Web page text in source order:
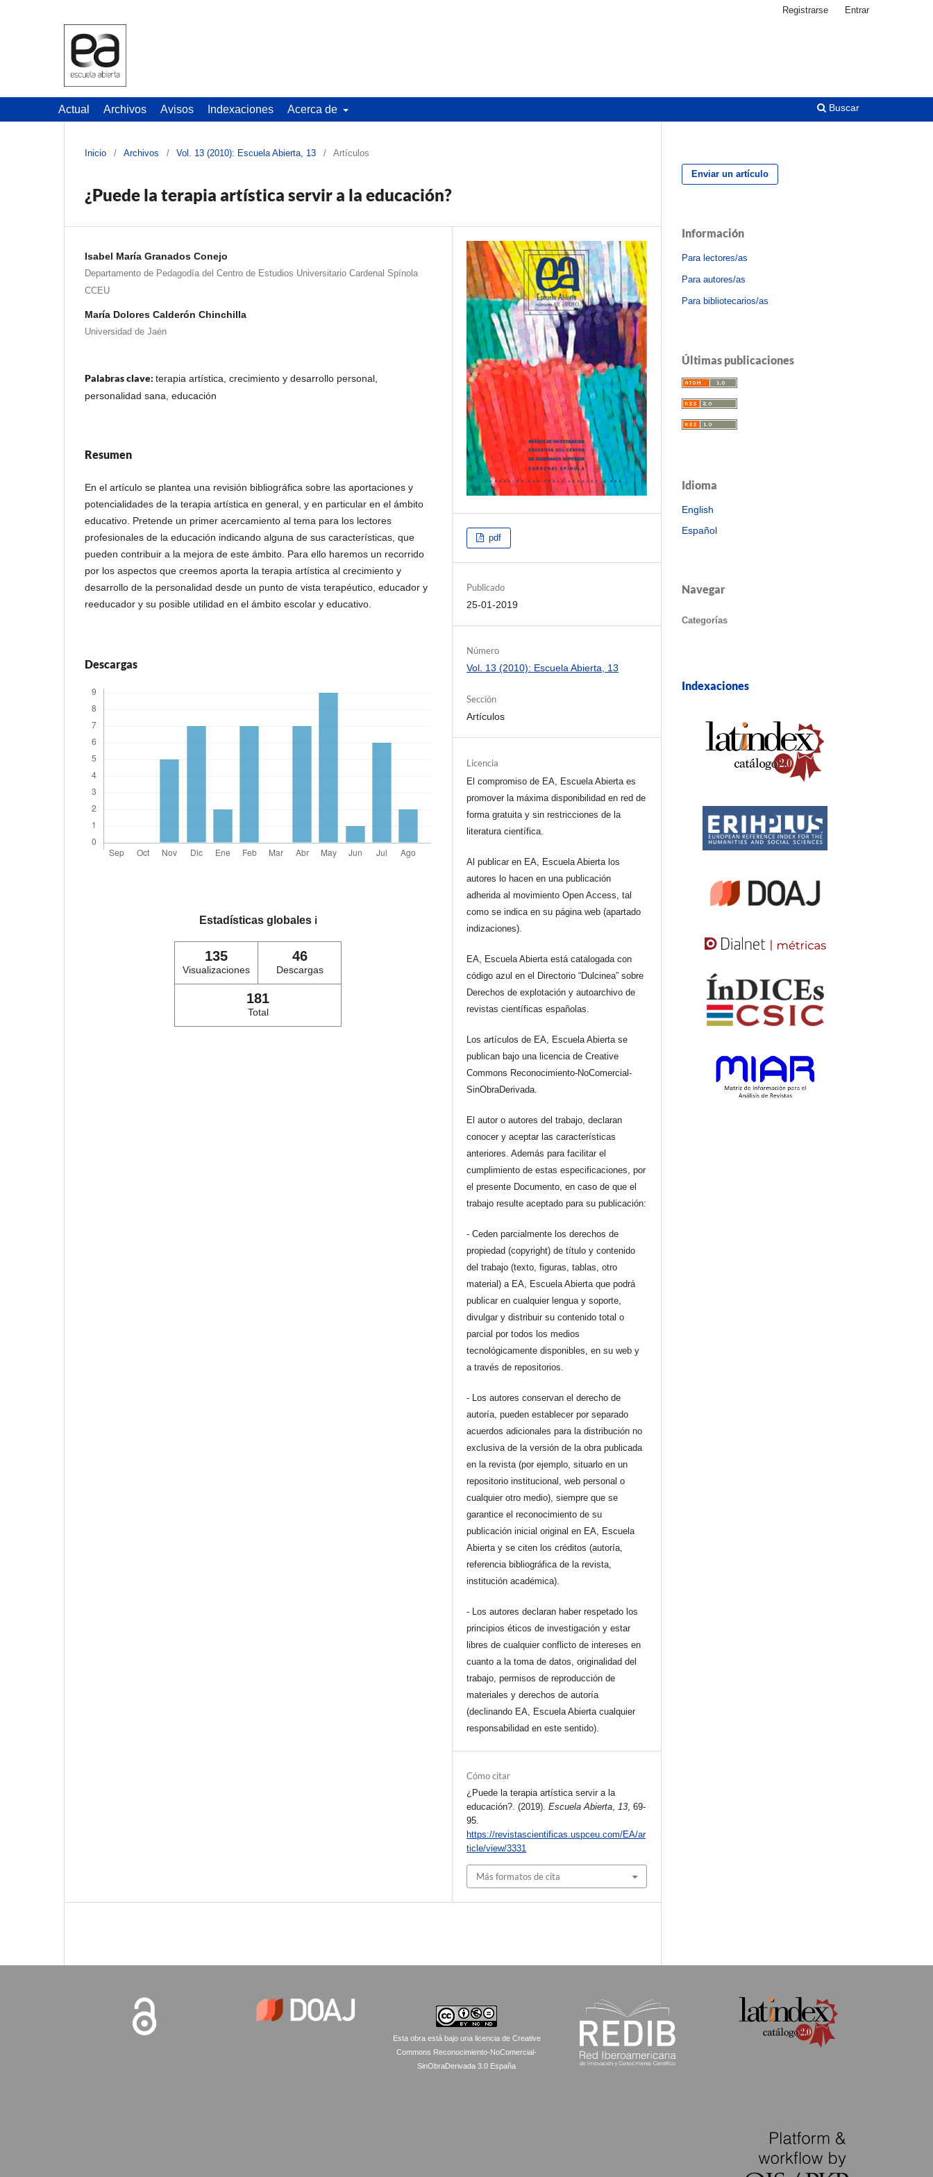
Actual Archivos Avisos Indexaciones Acerca de Buscar
Registrarse Entrar
Inicio / Archivos / Vol. 13 (2010): Escuela Abierta, 13 / Artículos
¿Puede la terapia artística servir a la educación?
Isabel María Granados Conejo
Departamento de Pedagodía del Centro de Estudios Universitario Cardenal Spínola
CCEU
María Dolores Calderón Chinchilla
Universidad de Jaén
Palabras clave: terapia artística, crecimiento y desarrollo personal,
personalidad sana, educación
Resumen
En el artículo se plantea una revisión bibliográfica sobre las aportaciones y
potencialidades de la terapia artística en general, y en particular en el ámbito
educativo. Pretende un primer acercamiento al tema para los lectores
profesionales de la educación indicando alguna de sus características, que
pueden contribuir a la mejora de este ámbito. Para ello haremos un recorrido
por los aspectos que creemos aporta la terapia artística al crecimiento y
desarrollo de la personalidad desde un punto de vista terapéutico, educador y
reeducador y su posible utilidad en el ámbito escolar y educativo.
Descargas
Estadísticas globales ℹ️
135
Visualizaciones
46
Descargas
181
Total
pdf
Publicado
25-01-2019
Número
Vol. 13 (2010): Escuela Abierta, 13
Sección
Artículos
Licencia
El compromiso de EA, Escuela Abierta es
promover la máxima disponibilidad en red de
forma gratuita y sin restricciones de la
literatura científica.
Al publicar en EA, Escuela Abierta los
autores lo hacen en una publicación
adherida al movimiento Open Access, tal
como se indica en su página web (apartado
indizaciones).
EA, Escuela Abierta está catalogada con
código azul en el Directorio “Dulcinea” sobre
Derechos de explotación y autoarchivo de
revistas científicas españolas.
Los artículos de EA, Escuela Abierta se
publican bajo una licencia de Creative
Commons Reconocimiento-NoComercial-
SinObraDerivada.
El autor o autores del trabajo, declaran
conocer y aceptar las características
anteriores. Además para facilitar el
cumplimiento de estas especificaciones, por
el presente Documento, en caso de que el
trabajo resulte aceptado para su publicación:
- Ceden parcialmente los derechos de
propiedad (copyright) de título y contenido
del trabajo (texto, figuras, tablas, otro
material) a EA, Escuela Abierta que podrá
publicar en cualquier lengua y soporte,
divulgar y distribuir su contenido total o
parcial por todos los medios
tecnológicamente disponibles, en su web y
a través de repositorios.
- Los autores conservan el derecho de
autoría, pueden establecer por separado
acuerdos adicionales para la distribución no
exclusiva de la versión de la obra publicada
en la revista (por ejemplo, situarlo en un
repositorio institucional, web personal o
cualquier otro medio), siempre que se
garantice el reconocimiento de su
publicación inicial original en EA, Escuela
Abierta y se citen los créditos (autoría,
referencia bibliográfica de la revista,
institución académica).
- Los autores declaran haber respetado los
principios éticos de investigación y estar
libres de cualquier conflicto de intereses en
cuanto a la toma de datos, originalidad del
trabajo, permisos de reproducción de
materiales y derechos de autoría
(declinando EA, Escuela Abierta cualquier
responsabilidad en este sentido).
Cómo citar
¿Puede la terapia artística servir a la
educación?. (2019).Escuela Abierta 13 , 69-
95.
https://revistascientificas.uspceu.com/EA/ar
ticle/view/3331
Más formatos de cita
Enviar un artículo
Información
Para lectores/as
Para autores/as
Para bibliotecarios/as
Últimas publicaciones
Idioma
English
Español
Navegar
Categorías
Indexaciones
Esta obra está bajo una licencia de Creative
Commons Reconocimiento-NoComercial-
SinObraDerivada 3.0 España